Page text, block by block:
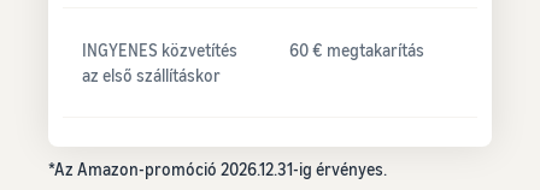
INGYENES közvetítés
az első szállításkor
60 € megtakarítás
*Az Amazon-promóció 2026.12.31-ig érvényes.